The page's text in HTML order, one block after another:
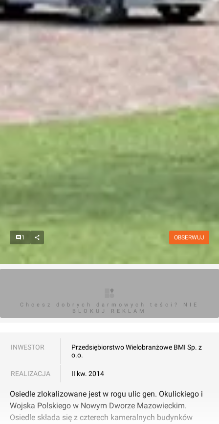
1 OBSERWUJ
Chcesz dobrych darmowych teści? NIE
BLOKUJ REKLAM
INWESTOR
Przedsiębiorstwo Wielobranżowe BMI Sp. z
o.o.
REALIZACJA II kw. 2014
Osiedle zlokalizowane jest w rogu ulic gen. Okulickiego i
Wojska Polskiego w Nowym Dworze Mazowieckim.
Osiedle składa się z czterech kameralnych budynków